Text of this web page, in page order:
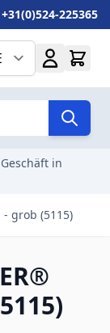
225365
in
- grob (5115)